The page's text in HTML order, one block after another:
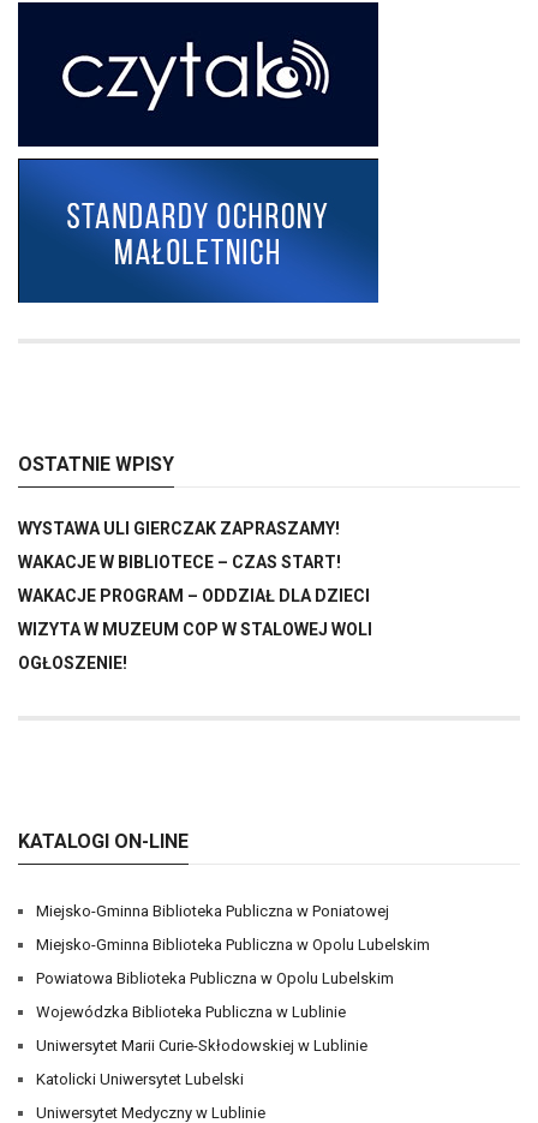
OSTATNIE WPISY
WYSTAWA ULI GIERCZAK ZAPRASZAMY!
WAKACJE W BIBLIOTECE – CZAS START!
WAKACJE PROGRAM – ODDZIAŁ DLA DZIECI
WIZYTA W MUZEUM COP W STALOWEJ WOLI
OGŁOSZENIE!
KATALOGI ON-LINE
Miejsko-Gminna Biblioteka Publiczna w Poniatowej
Miejsko-Gminna Biblioteka Publiczna w Opolu Lubelskim
Powiatowa Biblioteka Publiczna w Opolu Lubelskim
Wojewódzka Biblioteka Publiczna w Lublinie
Uniwersytet Marii Curie-Skłodowskiej w Lublinie
Katolicki Uniwersytet Lubelski
Uniwersytet Medyczny w Lublinie